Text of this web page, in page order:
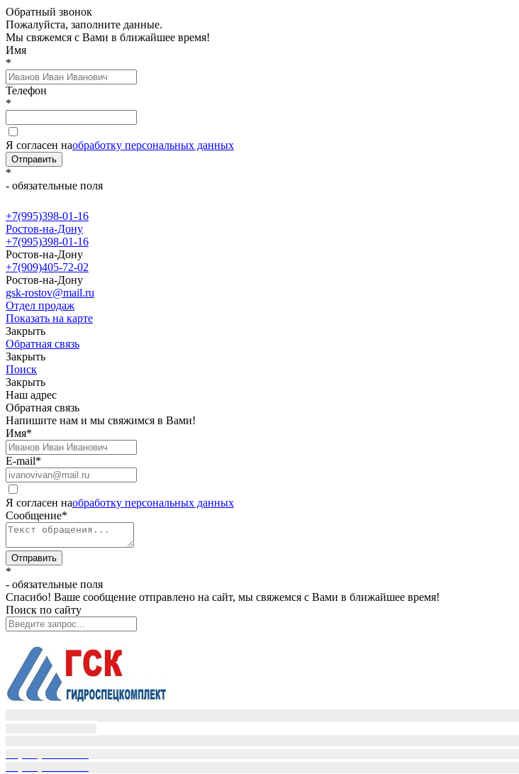
Обратный звонок
Пожалуйста, заполните данные.
Мы свяжемся с Вами в ближайшее время!
Имя
*
Телефон
*
Я согласен наобработку персональных данных
Отправить
*
- обязательные поля
+7(995)398-01-16
Ростов-на-Дону
+7(995)398-01-16
Ростов-на-Дону
+7(909)405-72-02
Ростов-на-Дону
gsk-rostov@mail.ru
Отдел продаж
Показать на карте
Закрыть
Обратная связь
Закрыть
Поиск
Закрыть
Наш адрес
Обратная связь
Напишите нам и мы свяжимся в Вами!
Имя*
E-mail*
Я согласен наобработку персональных данных
Сообщение*
Отправить
*
- обязательные поля
Спасибо! Ваше сообщение отправлено на сайт, мы свяжемся с Вами в ближайшее время!
Поиск по сайту